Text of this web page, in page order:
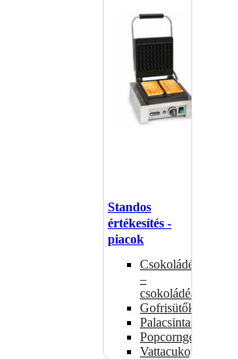
Standos
értékesítés -
piacok
Csokoládémelegítők
–
csokoládéadagolók
Gofrisütők
Palacsintasütők
Popcorngépek
Vattacukorgép